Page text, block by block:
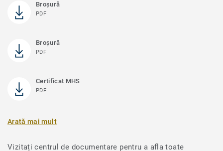
Broşură
PDF
Broșură
PDF
Certificat MHS
PDF
Arată mai mult
Vizitați centrul de documentare pentru a afla toate